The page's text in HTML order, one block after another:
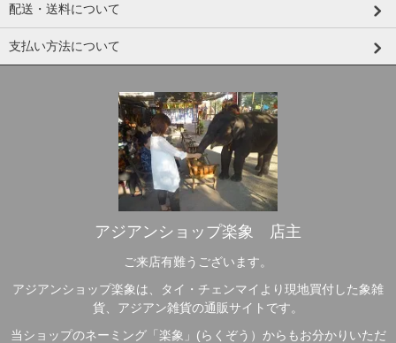
配送・送料について
支払い方法について
アジアンショップ楽象 店主
ご来店有難うございます。
アジアンショップ楽象は、タイ・チェンマイより現地買付した象雑
貨、アジアン雑貨の通販サイトです。
当ショップのネーミング「楽象」(らくぞう）からもお分かりいただ